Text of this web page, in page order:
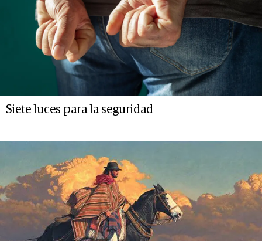
Siete luces para la seguridad